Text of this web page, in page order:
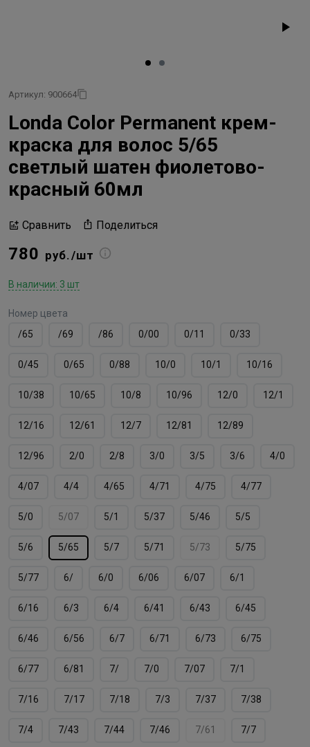
Артикул: 900664
Londa Color Permanent крем-
краска для волос 5/65
cветлый шатен фиолетово-
красный 60мл
Сравнить Поделиться
780 руб./шт
В наличии: 3 шт
Номер цвета
/65
/69 /86 0/00 0/11 0/33
0/45 0/65 0/88 10/0 10/1 10/16
10/38 10/65 10/8 10/96 12/0 12/1
12/16 12/61 12/7 12/81 12/89
12/96 2/0 2/8 3/0 3/5 3/6 4/0
4/07 4/4 4/65 4/71 4/75 4/77
5/0 5/07 5/1 5/37 5/46 5/5
5/6 5/65 5/7 5/71 5/73 5/75
5/77 6/ 6/0 6/06 6/07 6/1
6/16 6/3 6/4 6/41 6/43 6/45
6/46 6/56 6/7 6/71 6/73 6/75
6/77 6/81 7/ 7/0 7/07 7/1
7/16 7/17 7/18 7/3 7/37 7/38
7/4 7/43 7/44 7/46 7/61 7/7